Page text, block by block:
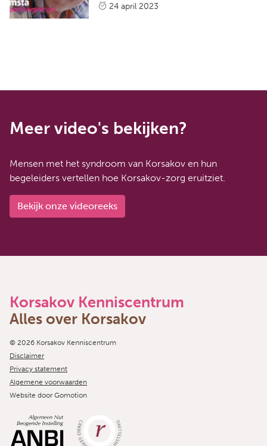
24 april 2023
Meer video's bekijken?
Mensen met het syndroom van Korsakov en hun
begeleiders vertellen hoe Korsakov-zorg eruitziet.
Bekijk onze videoreeks
Korsakov Kenniscentrum
Alles over Korsakov
Copyright navigation
© 2026 Korsakov Kenniscentrum
Disclaimer
Privacy statement
Algemene voorwaarden
Website door Gomotion